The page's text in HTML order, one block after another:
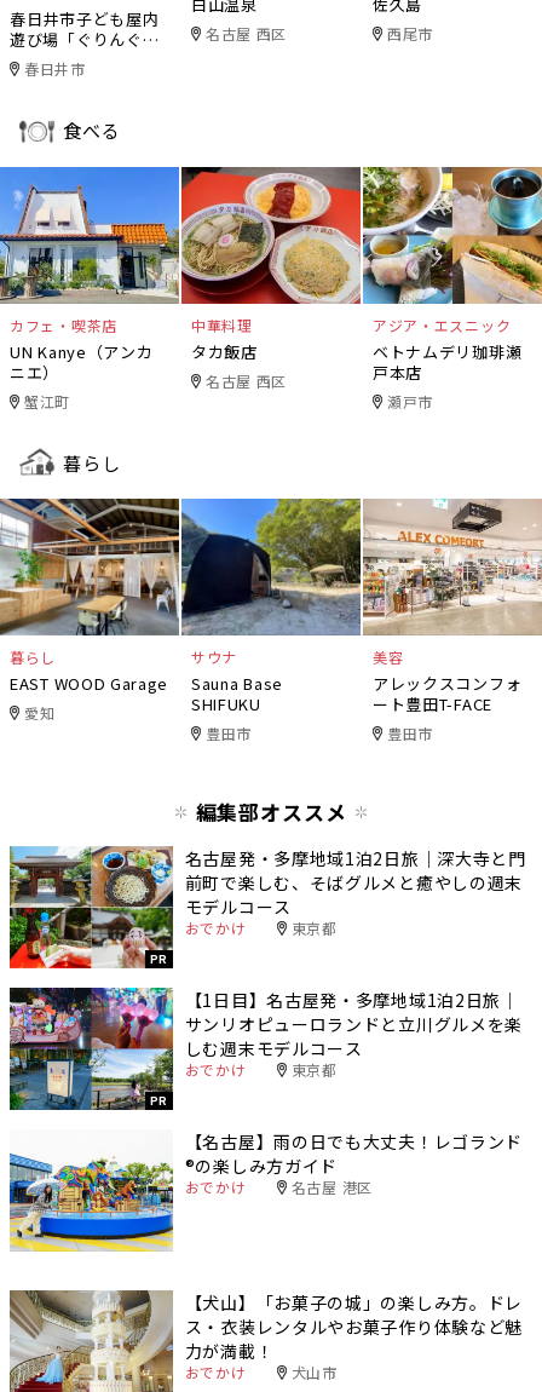
春日井市子ども屋内
遊び場「ぐりんぐり
ん」春日井市
名古屋 西区 西尾市
食べる
カフェ・喫茶店
UN Kanye（アンカ
ニエ）
蟹江町
中華料理
タカ飯店
名古屋 西区
アジア・エスニック
ベトナムデリ珈琲瀬
戸本店
瀬戸市
暮らし
暮らし
EAST WOOD Garage
愛知
サウナ
Sauna Base
SHIFUKU
豊田市
美容
アレックスコンフォ
ート豊田T-FACE
豊田市
編集部オススメ
PR
名古屋発・多摩地域1泊2日旅｜深大寺と門
前町で楽しむ、そばグルメと癒やしの週末
モデルコース
おでかけ 東京都
PR
【1日目】名古屋発・多摩地域1泊2日旅｜
サンリオピューロランドと立川グルメを楽
しむ週末モデルコース
おでかけ 東京都
【名古屋】雨の日でも大丈夫！レゴランド
®️の楽しみ方ガイド
おでかけ 名古屋 港区
【犬山】「お菓子の城」の楽しみ方。ドレ
ス・衣装レンタルやお菓子作り体験など魅
力が満載！
おでかけ 犬山市